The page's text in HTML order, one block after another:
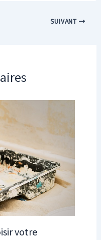
SUIVANT
votre